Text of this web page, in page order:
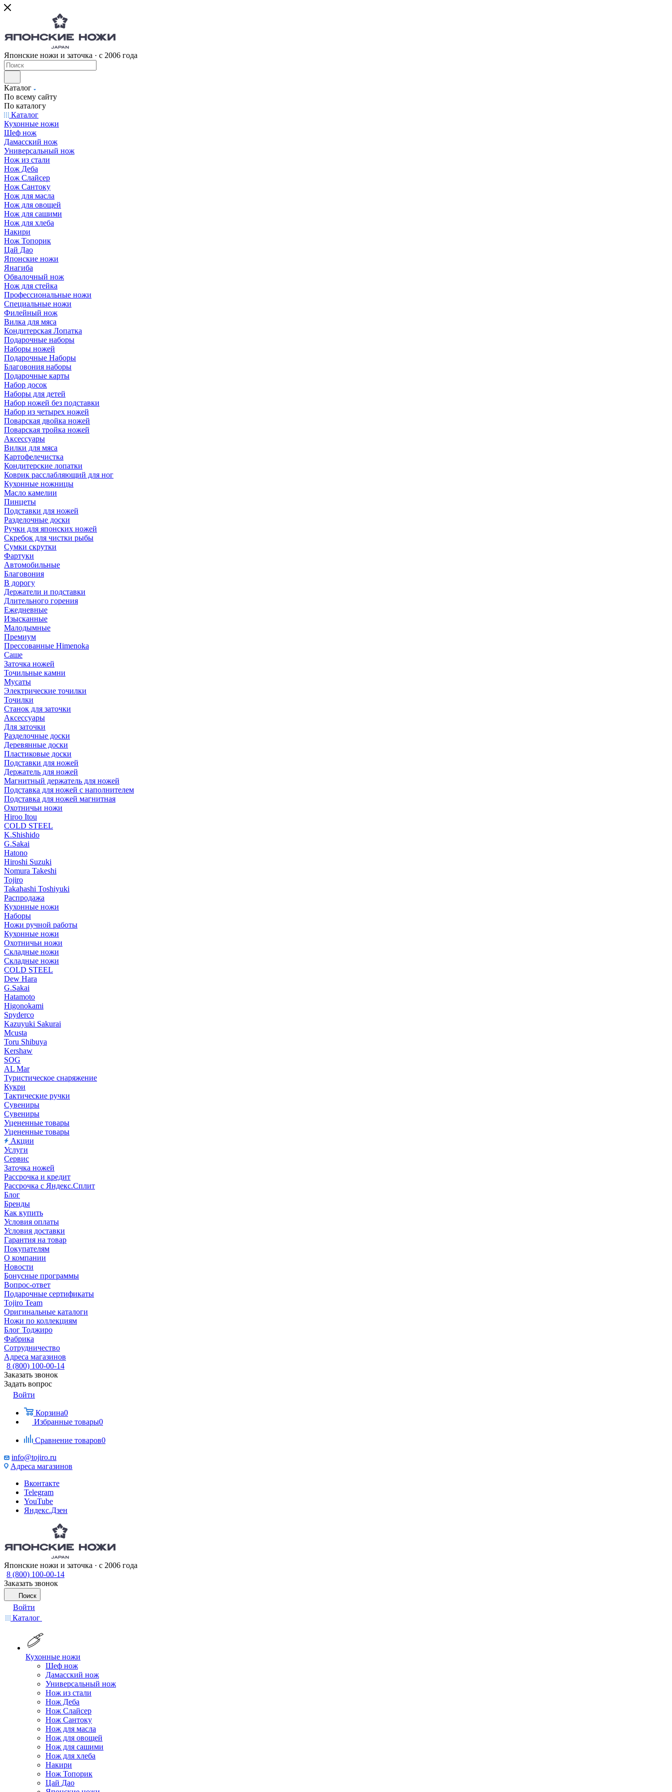
Японские ножи и заточка · с 2006 года
Каталог
По всему сайту
По каталогу
Каталог
Кухонные ножи
Шеф нож
Дамасский нож
Универсальный нож
Нож из стали
Нож Деба
Нож Слайсер
Нож Сантоку
Нож для масла
Нож для овощей
Нож для сашими
Нож для хлеба
Накири
Нож Топорик
Цай Дао
Японские ножи
Янагиба
Обвалочный нож
Нож для стейка
Профессиональные ножи
Специальные ножи
Филейный нож
Вилка для мяса
Кондитерская Лопатка
Подарочные наборы
Наборы ножей
Подарочные Наборы
Благовония наборы
Подарочные карты
Набор досок
Наборы для детей
Набор ножей без подставки
Набор из четырех ножей
Поварская двойка ножей
Поварская тройка ножей
Аксессуары
Вилки для мяса
Картофелечистка
Кондитерские лопатки
Коврик расслабляющий для ног
Кухонные ножницы
Масло камелии
Пинцеты
Подставки для ножей
Разделочные доски
Ручки для японских ножей
Скребок для чистки рыбы
Сумки скрутки
Фартуки
Автомобильные
Благовония
В дорогу
Держатели и подставки
Длительного горения
Ежедневные
Изысканные
Малодымные
Премиум
Прессованные Himenoka
Саше
Заточка ножей
Точильные камни
Мусаты
Электрические точилки
Точилки
Станок для заточки
Аксессуары
Для заточки
Разделочные доски
Деревянные доски
Пластиковые доски
Подставки для ножей
Держатель для ножей
Магнитный держатель для ножей
Подставка для ножей с наполнителем
Подставка для ножей магнитная
Охотничьи ножи
Hiroo Itou
COLD STEEL
K.Shishido
G.Sakai
Hatono
Hiroshi Suzuki
Nomura Takeshi
Tojiro
Takahashi Toshiyuki
Распродажа
Кухонные ножи
Наборы
Ножи ручной работы
Кухонные ножи
Охотничьи ножи
Складные ножи
Складные ножи
COLD STEEL
Dew Hara
G.Sakai
Hatamoto
Higonokami
Spyderco
Kazuyuki Sakurai
Mcusta
Toru Shibuya
Kershaw
SOG
AL Mar
Туристическое снаряжение
Кукри
Тактические ручки
Сувениры
Сувениры
Уцененные товары
Уцененные товары
Акции
Услуги
Сервис
Заточка ножей
Рассрочка и кредит
Рассрочка с Яндекс.Сплит
Блог
Бренды
Как купить
Условия оплаты
Условия доставки
Гарантия на товар
Покупателям
О компании
Новости
Бонусные программы
Вопрос-ответ
Подарочные сертификаты
Tojiro Team
Оригинальные каталоги
Ножи по коллекциям
Блог Тоджиро
Фабрика
Сотрудничество
Адреса магазинов
8 (800) 100-00-14
Заказать звонок
Задать вопрос
Войти
Корзина0
Избранные товары0
Сравнение товаров0
info@tojiro.ru
Адреса магазинов
Вконтакте
Telegram
YouTube
Яндекс.Дзен
Японские ножи и заточка · с 2006 года
8 (800) 100-00-14
Заказать звонок
Поиск
Войти
Каталог
Кухонные ножи
Шеф нож
Дамасский нож
Универсальный нож
Нож из стали
Нож Деба
Нож Слайсер
Нож Сантоку
Нож для масла
Нож для овощей
Нож для сашими
Нож для хлеба
Накири
Нож Топорик
Цай Дао